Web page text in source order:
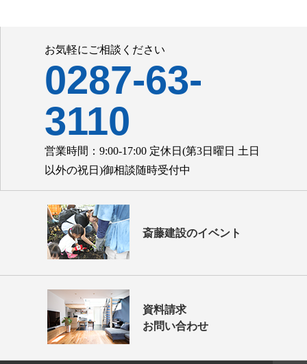
お気軽にご相談ください
0287-63-
3110
営業時間：9:00-17:00 定休日(第3日曜日 土日
以外の祝日)御相談随時受付中
斎藤建設のイベント
資料請求
お問い合わせ